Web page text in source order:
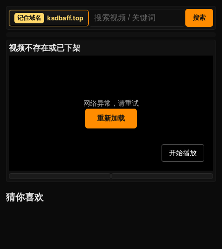
ksdbaff.top 搜索
视频不存在或已下架
网络异常，请重试
重新加载
开始播放
猜你喜欢